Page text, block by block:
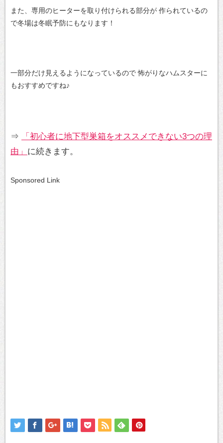
また、専用のヒーターを取り付けられる部分が 作られているの
で冬場は冬眠予防にもなります！
一部分だけ見えるようになっているので怖がりなハムスターに
もおすすめですね♪
⇒
「初心者に地下型巣箱をオススメできない3つの理
由」 に続きます。
Sponsored Link